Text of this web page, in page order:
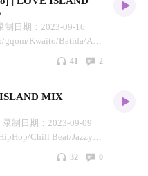
Island电台你能听到每
也是您在繁忙工作之余
，Beatmaker/DJ，
不同流派和采样的热
彩。
制日期：2023-09-16
gqom/Kwaito/Batida/Afro
午合作的音乐分享活
们将下午活动搬到线
听到每周演出艺术家的
作之余的舒适庇护所。
更喜欢溜出工作
音笔捕捉生活中各种有
搭配戏谑裁剪与温情拼
41 2
MIX
制日期：2023-09-09
Chill Beat/Jazzy
末下午合作的音乐分享
32 0